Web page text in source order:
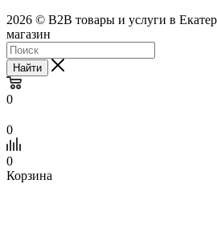
2026 © B2B товары и услуги в
магазин
Найти
0
0
0
Корзина